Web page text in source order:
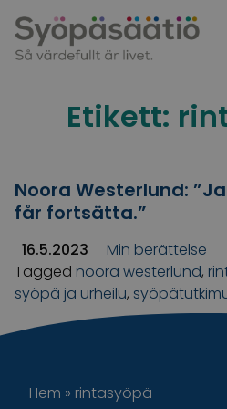
Etikett:
Noora Westerlund:
får fortsätta.”
16.5.2023
Min berättelse
Tagged noora westerlund,
syöpä ja urheilu,
Hem » rintasyöpä